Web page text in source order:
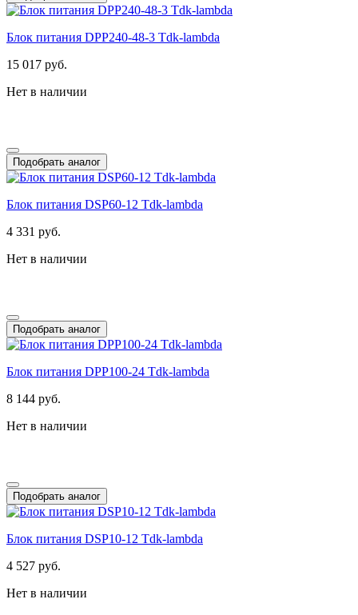
Блок питания DPP240-48-3 Tdk-lambda
15 017 руб.
Нет в наличии
Подобрать аналог
Блок питания DSP60-12 Tdk-lambda
4 331 руб.
Нет в наличии
Подобрать аналог
Блок питания DPP100-24 Tdk-lambda
8 144 руб.
Нет в наличии
Подобрать аналог
Блок питания DSP10-12 Tdk-lambda
4 527 руб.
Нет в наличии